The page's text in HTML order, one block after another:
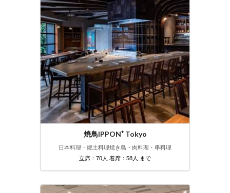
焼鳥IPPON⁺ Tokyo
日本料理・郷土料理焼き鳥・肉料理・串料理
立席：70人 着席：58人 まで